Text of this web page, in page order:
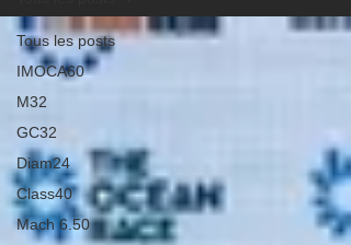
Tous les posts
IMOCA60
M32
GC32
Diam24
Class40
Mach 6.50